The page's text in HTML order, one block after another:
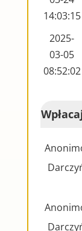
14:03:15
2025-
03-05
08:52:02